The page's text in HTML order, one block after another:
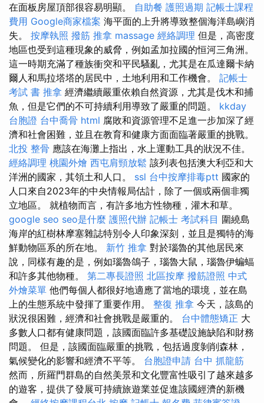
在面板房屋頂部很容易明顯。 自助餐 護照過期 記帳士課程
費用 Google商家檔案 海平面的上升將導致整個海洋島嶼消
失。 按摩執照 撥筋 推拿 massage 經絡調理 但是，高密度
地區也受到這種現象的威脅，例如孟加拉國的恒河三角洲。
這一時期充滿了種族衝突和平民騷亂，尤其是在瓜達爾卡納
爾人和馬拉塔塔的居民中，土地利用和工作機會。 記帳士
考試 書 推拿 經濟繼續嚴重依賴自然資源，尤其是伐木和捕
魚，但是它們的不可持續利用導致了嚴重的問題。 kkday
台胞證 台中喬骨 html 腐敗和資源管理不足進一步加深了經
濟和社會困難，並且在教育和健康方面面臨著嚴重的挑戰。
北投 整骨 應該在海灘上指出，水上運動工具的狀況不佳。
經絡調理 桃園外燴 西屯肩頸放鬆 該列表包括澳大利亞和大
洋洲的國家，其領土和人口。 ssl 台中按摩排毒ptt 國家的
人口來自2023年的中央情報局估計，除了一個或兩個非獨
立地區。 就植物而言，有許多地方性物種，灌木和草。
google seo seo是什麼 護照代辦 記帳士 考試科目 圍繞島
海岸的紅樹林摩塞雜誌特別令人印象深刻，並且是獨特的海
鮮動物區系的所在地。 新竹 推拿 對於瑙魯的其他居民來
說，同樣有趣的是，例如瑙魯鴿子，瑙魯大鼠，瑙魯伊蝙蝠
和許多其他物種。 第二專長證照 北區按摩 撥筋證照 中式
外燴菜單 他們每個人都很好地適應了當地的環境，並在島
上的生態系統中發揮了重要作用。 整復 推拿 今天，該島的
狀況很困難，經濟和社會挑戰是嚴重的。 台中體態矯正 大
多數人口都有健康問題，該國面臨許多基礎設施缺陷和財務
問題。 但是，該國面臨嚴重的挑戰，包括過度剝削森林，
氣候變化的影響和經濟不平等。 台胞證申請 台中 抓龍筋
然而，所羅門群島的自然美景和文化豐富性吸引了越來越多
的遊客，提供了發展可持續旅遊業並促進該國經濟的新機